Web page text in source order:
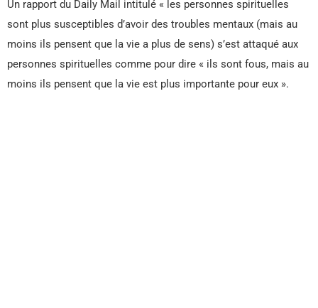
Un rapport du Daily Mail intitulé « les personnes spirituelles
sont plus susceptibles d’avoir des troubles mentaux (mais au
moins ils pensent que la vie a plus de sens) s’est attaqué aux
personnes spirituelles comme pour dire « ils sont fous, mais au
moins ils pensent que la vie est plus importante pour eux ».